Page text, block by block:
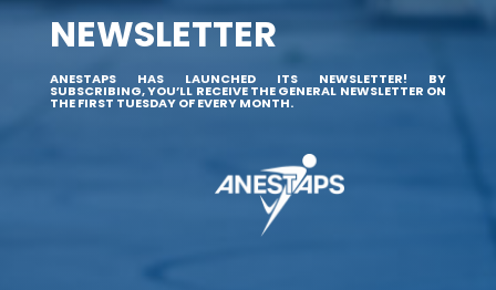
NEWSLETTER
ANESTAPS HAS LAUNCHED ITS NEWSLETTER! BY
SUBSCRIBING, YOU’LL RECEIVE THE GENERAL NEWSLETTER ON
THE FIRST TUESDAY OF EVERY MONTH.